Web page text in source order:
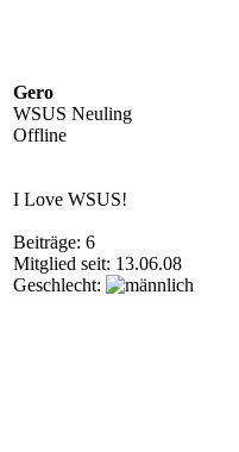
Gero
WSUS Neuling
Offline
I Love WSUS!
Beiträge: 6
Mitglied seit: 13.06.08
Geschlecht: